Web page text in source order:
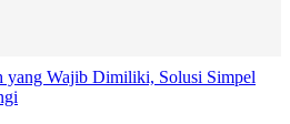
yang Wajib Dimiliki, Solusi Simpel